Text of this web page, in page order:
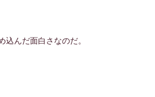
込んだ面白さなのだ。